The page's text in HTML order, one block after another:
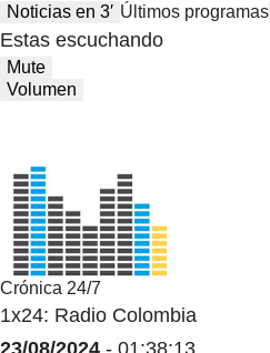
Noticias en 3′ Últimos programas
Estas escuchando
Mute
Volumen
Crónica 24/7
1x24: Radio Colombia
23/08/2024 - 01:38:13